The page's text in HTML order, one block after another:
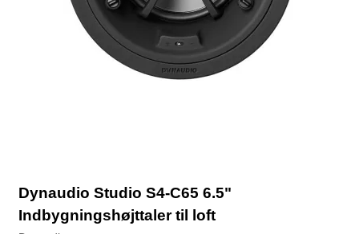
Dynaudio Studio S4-C65 6.5"
Indbygningshøjttaler til loft